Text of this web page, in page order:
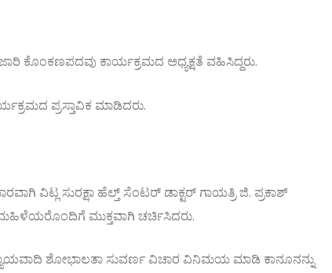
ಕೊಂಕಣಪದವು ಕಾರ್ಯಕ್ರಮದ ಅಧ್ಯಕ್ಷತೆ ವಹಿಸಿದ್ದರು.
ಪ್ರಸ್ತಾವಿಕ ಮಾಡಿದರು.
ವಿಟ್ಲ ಸುರಕ್ಷಾ ಹೆಲ್ತ್ ಸೆಂಟರ್ ಡಾಕ್ಟರ್ ಗಾಯತ್ರಿ ಜಿ. ಪ್ರಕಾಶ್
ಮುಕ್ತವಾಗಿ ಚರ್ಚಿಸಿದರು.
ಶೋಭಾಲತಾ ಸುವರ್ಣ ವಿಚಾರ ವಿನಿಮಯ ಮಾಡಿ ಕಾನೂನನ್ನು